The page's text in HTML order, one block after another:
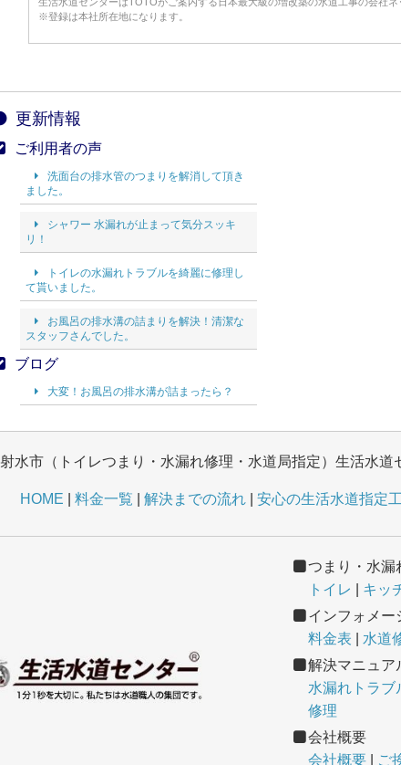
※登録は本社所在地になります。
更新情報
ご利用者の声
洗面台の排水管のつまりを解消して頂き
ました。
シャワー 水漏れが止まって気分スッキ
リ！
トイレの水漏れトラブルを綺麗に修理し
て貰いました。
お風呂の排水溝の詰まりを解決！清潔な
スタッフさんでした。
ブログ
大変！お風呂の排水溝が詰まったら？
射水市（トイレつまり・水漏れ修理・水道局指定）生活水道
HOME 料金一覧 解決までの流れ 安心の生活水道指定
つまり・水漏
トイレ
キッ
インフォメー
料金表
水道
解決マニュア
水漏れトラブ
修理
会社概要
会社概要
ご